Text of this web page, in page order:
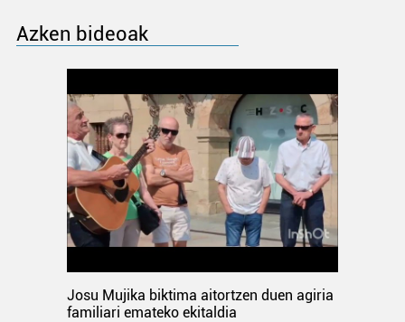
Azken bideoak
Josu Mujika biktima aitortzen duen agiria
familiari emateko ekitaldia